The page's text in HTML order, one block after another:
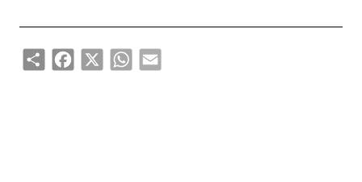
Share Facebook WhatsApp